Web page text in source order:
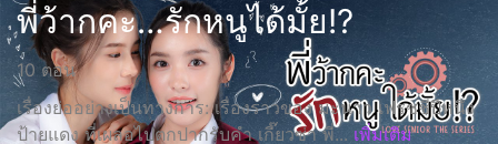
พี่ว้ากคะ…รักหนูได้มั้ย!?
10 ตอน
เรื่องย่ออย่างเป็นทางการ: เรื่องราวของ มะนาว เฟรชชีปีหนึ่ง
ป้ายแดง ที่เผลอไปตกปากรับคำ เกี๊ยวซ่า พี่... เพิ่มเติม